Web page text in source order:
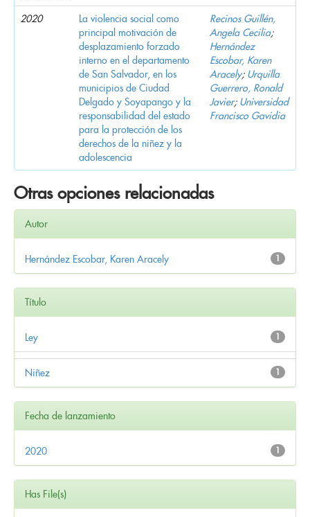
2020
La violencia social como
principal motivación de
desplazamiento forzado
interno en el departamento
de San Salvador, en los
municipios de Ciudad
Delgado y Soyapango y la
responsabilidad del estado
para la protección de los
derechos de la niñez y la
adolescencia
Recinos Guillén,
Angela Cecilia;
Hernández
Escobar, Karen
Aracely; Urquilla
Guerrero, Ronald
Javier; Universidad
Francisco Gavidia
Otras opciones relacionadas
Autor
1
Hernández Escobar, Karen Aracely
Título
1
Ley
1
Niñez
Fecha de lanzamiento
1
2020
Has File(s)